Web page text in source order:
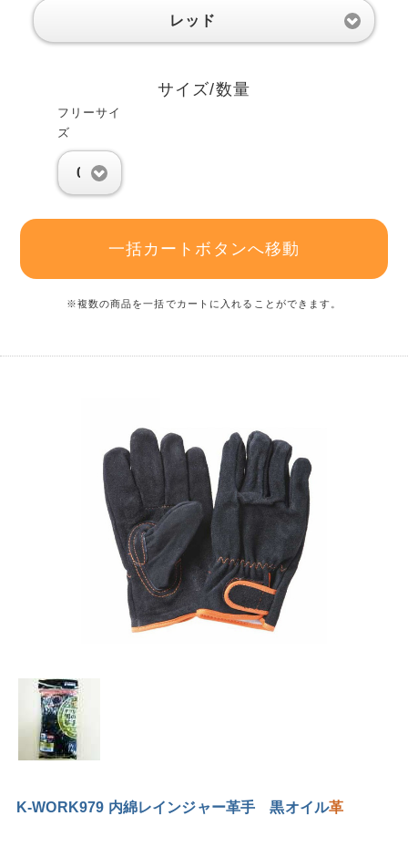
レッド
サイズ/数量
フリーサイ
ズ
0
一括カートボタンへ移動
※複数の商品を一括でカートに入れることができます。
K-WORK979 内綿レインジャー革手 黒オイル革